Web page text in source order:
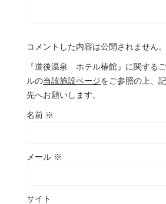
コメントした内容は公開されません。
『道後温泉 ホテル椿館』に関する
ルの当該施設ページをご参照の上、
先へお願いします。
名前 ※
メール ※
サイト